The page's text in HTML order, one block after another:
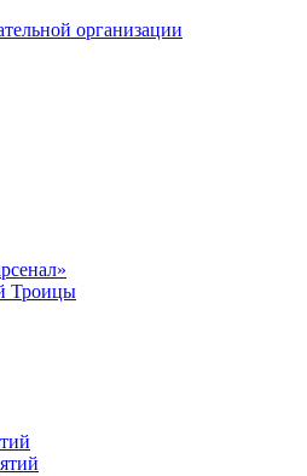
организации
Троицы